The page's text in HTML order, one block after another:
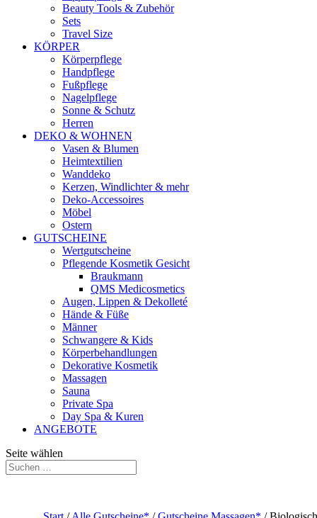
Beauty Tools & Zubehör
Sets
Travel Size
KÖRPER
Körperpflege
Handpflege
Fußpflege
Nagelpflege
Sonne & Schutz
Herren
DEKO & WOHNEN
Vasen & Blumen
Heimtextilien
Wanddeko
Kerzen, Windlichter & mehr
Deko-Accessoires
Möbel
Ostern
GUTSCHEINE
Wertgutscheine
Pflegende Kosmetik Gesicht
Braukmann
QMS Medicosmetics
Augen, Lippen & Dekolleté
Hände & Füße
Männer
Schwangere & Kids
Körperbehandlungen
Dekorative Kosmetik
Massagen
Sauna
Private Spa
Day Spa & Kuren
ANGEBOTE
Seite wählen